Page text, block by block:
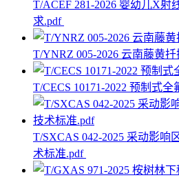
T/ACEF 281-2026 婴幼儿X射
求.pdf
T/YNRZ 005-2026 云南藤黄
T/CECS 10171-2022 预制式
T/SXCAS 042-2025 采动影响
术标准.pdf